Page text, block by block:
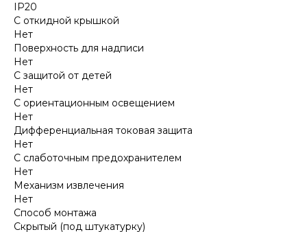
IP20
С откидной крышкой
Нет
Поверхность для надписи
Нет
С защитой от детей
Нет
С ориентационным освещением
Нет
Дифференциальная токовая защита
Нет
С слаботочным предохранителем
Нет
Механизм извлечения
Нет
Способ монтажа
Скрытый (под штукатурку)